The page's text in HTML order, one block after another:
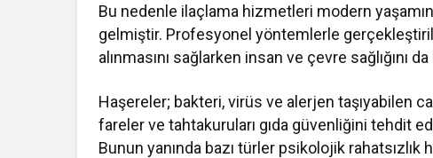
Bu nedenle ilaçlama hizmetleri modern
gelmiştir. Profesyonel yöntemlerle
alınmasını sağlarken insan ve çevre sağlığını
Haşereler; bakteri, virüs ve alerjen taşıyabilen
fareler ve tahtakuruları gıda güvenliğini tehdit
Bunun yanında bazı türler psikolojik